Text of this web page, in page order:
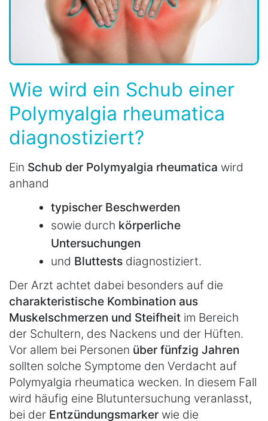
Wie wird ein Schub einer
Polymyalgia rheumatica
diagnostiziert?
Ein Schub der Polymyalgia rheumatica wird
anhand
typischer Beschwerden
sowie durch körperliche
Untersuchungen
und Bluttests diagnostiziert.
Der Arzt achtet dabei besonders auf die
charakteristische Kombination aus
Muskelschmerzen und Steifheit im Bereich
der Schultern, des Nackens und der Hüften.
Vor allem bei Personen über fünfzig Jahren
sollten solche Symptome den Verdacht auf
Polymyalgia rheumatica wecken. In diesem Fall
wird häufig eine Blutuntersuchung veranlasst,
bei der Entzündungsmarker wie die